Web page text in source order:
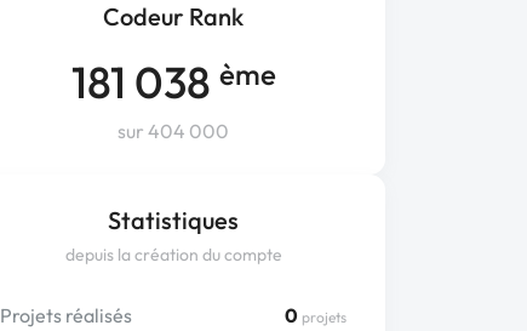
Codeur Rank
181 038 ème
sur 404 000
Statistiques
depuis la création du compte
Projets réalisés 0 projets